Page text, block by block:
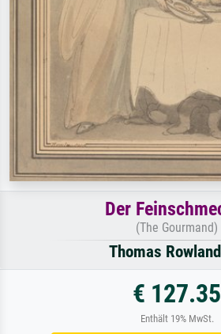
Der
(The Gourmand)
Thomas
€ 127.35
Enthält 19% MwSt.